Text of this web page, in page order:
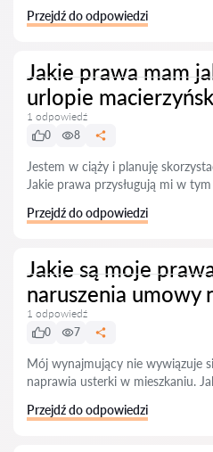
Przejdź do odpowiedzi
Jakie prawa mam
urlopie
1 odpowiedź
0
8
Jestem w ciąży i planuję
Jakie prawa przysługują mi w
Przejdź do odpowiedzi
Jakie są moje
naruszenia umowy
1 odpowiedź
0
7
Mój wynajmujący nie wywiązuje
naprawia usterki w mieszkaniu.
Przejdź do odpowiedzi